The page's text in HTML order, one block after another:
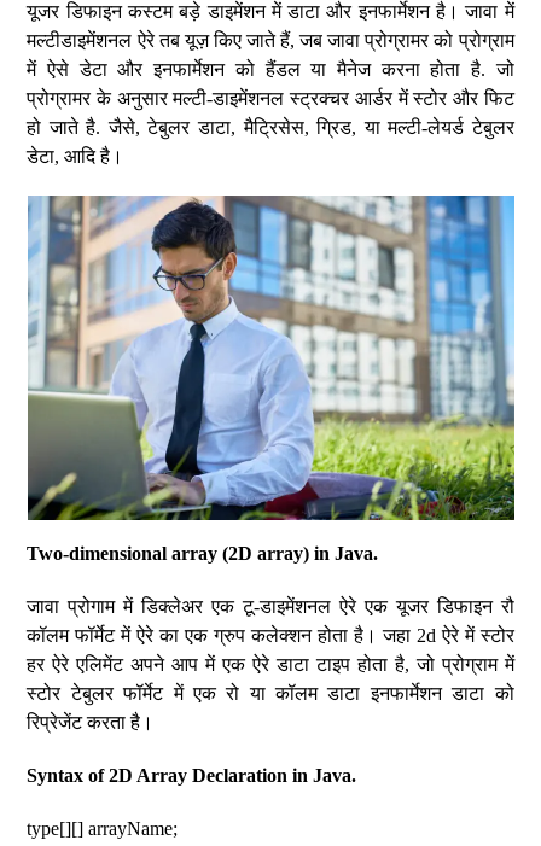
यूजर डिफाइन कस्टम बड़े डाइमेंशन में डाटा और इनफार्मेशन है। जावा में
मल्टीडाइमेंशनल ऐरे तब यूज़ किए जाते हैं, जब जावा प्रोग्रामर को प्रोग्राम
में ऐसे डेटा और इनफार्मेशन को हैंडल या मैनेज करना होता है. जो
प्रोग्रामर के अनुसार मल्टी-डाइमेंशनल स्ट्रक्चर आर्डर में स्टोर और फिट
हो जाते है. जैसे, टेबुलर डाटा, मैट्रिसेस, ग्रिड, या मल्टी-लेयर्ड टेबुलर
डेटा, आदि है।
Two-dimensional array (2D array) in Java.
जावा प्रोगाम में डिक्लेअर एक टू-डाइमेंशनल ऐरे एक यूजर डिफाइन रौ
कॉलम फॉर्मेट में ऐरे का एक ग्रुप कलेक्शन होता है। जहा 2d ऐरे में स्टोर
हर ऐरे एलिमेंट अपने आप में एक ऐरे डाटा टाइप होता है, जो प्रोग्राम में
स्टोर टेबुलर फॉर्मेट में एक रो या कॉलम डाटा इनफार्मेशन डाटा को
रिप्रेजेंट करता है।
Syntax of 2D Array Declaration in Java.
type[][] arrayName;